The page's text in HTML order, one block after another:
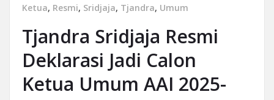
Ketua, Resmi, Sridjaja, Tjandra, Umum
Tjandra Sridjaja Resmi
Deklarasi Jadi Calon
Ketua Umum AAI 2025-